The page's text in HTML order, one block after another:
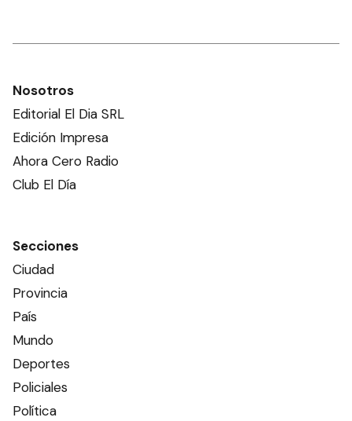
Una pareja y tres niños
sufrieron un accidente en
Ruta 12